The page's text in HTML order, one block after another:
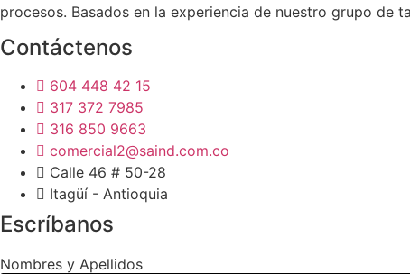
procesos. Basados en la experiencia de nuestro grupo de
Contáctenos
604 448 42 15
317 372 7985
316 850 9663
comercial2@saind.com.co
Calle 46 # 50-28
Itagüí - Antioquia
Escríbanos
Nombres y Apellidos